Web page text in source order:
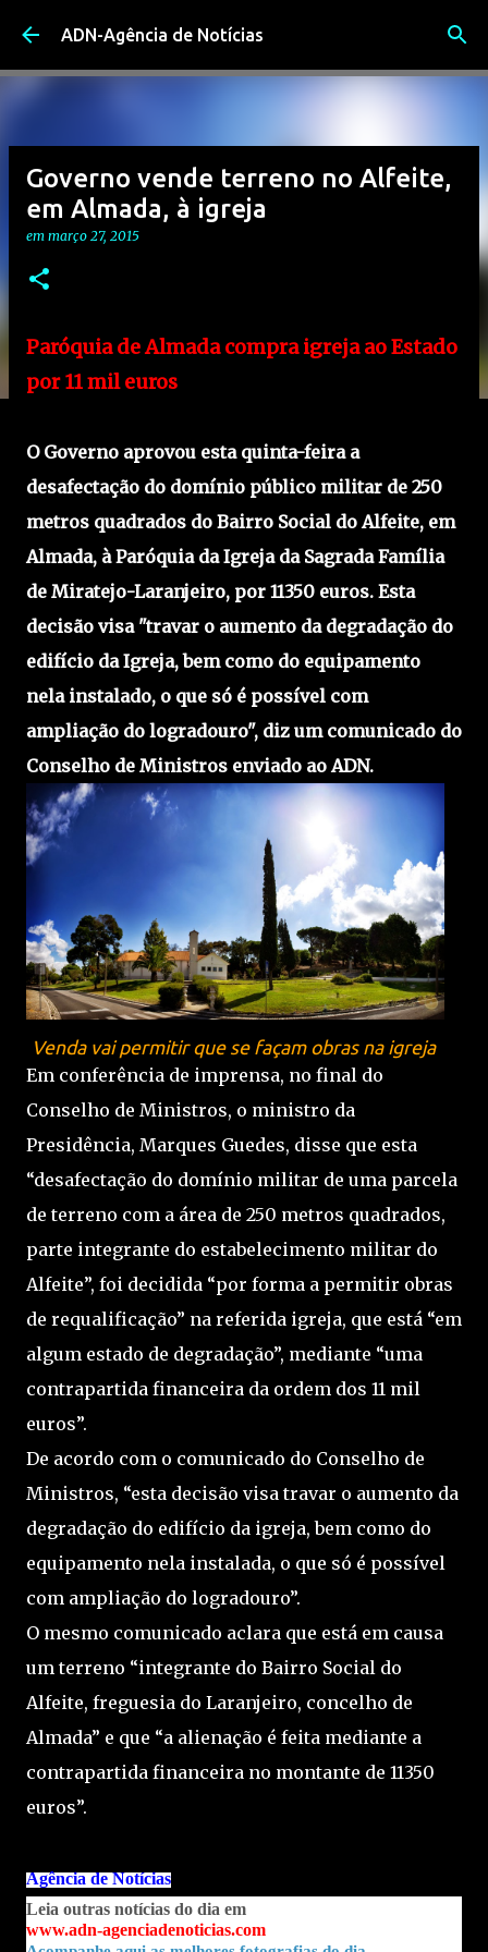
Avançar para o conteúdo principal
ADN-Agência de Notícias
Governo vende terreno no Alfeite,
em Almada, à igreja
em março 27, 2015
Paróquia de Almada compra igreja ao Estado
por 11 mil euros
O Governo aprovou esta quinta-feira a
desafectação do domínio público militar de 250
metros quadrados do Bairro Social do Alfeite, em
Almada, à Paróquia da Igreja da Sagrada Família
de Miratejo-Laranjeiro, por 11350 euros. Esta
decisão visa "travar o aumento da degradação do
edifício da Igreja, bem como do equipamento
nela instalado, o que só é possível com
ampliação do logradouro", diz um comunicado do
Conselho de Ministros enviado ao ADN.
Venda vai permitir que se façam obras na igreja
Em conferência de imprensa, no final do
Conselho de Ministros, o ministro da
Presidência, Marques Guedes, disse que esta
“desafectação do domínio militar de uma parcela
de terreno com a área de 250 metros quadrados,
parte integrante do estabelecimento militar do
Alfeite”, foi decidida “por forma a permitir obras
de requalificação” na referida igreja, que está “em
algum estado de degradação”, mediante “uma
contrapartida financeira da ordem dos 11 mil
euros”.
De acordo com o comunicado do Conselho de
Ministros, “esta decisão visa travar o aumento da
degradação do edifício da igreja, bem como do
equipamento nela instalada, o que só é possível
com ampliação do logradouro”.
O mesmo comunicado aclara que está em causa
um terreno “integrante do Bairro Social do
Alfeite, freguesia do Laranjeiro, concelho de
Almada” e que “a alienação é feita mediante a
contrapartida financeira no montante de 11350
euros”.
Agência de Notícias
Leia outras notícias do dia em
www.adn-agenciadenoticias.com